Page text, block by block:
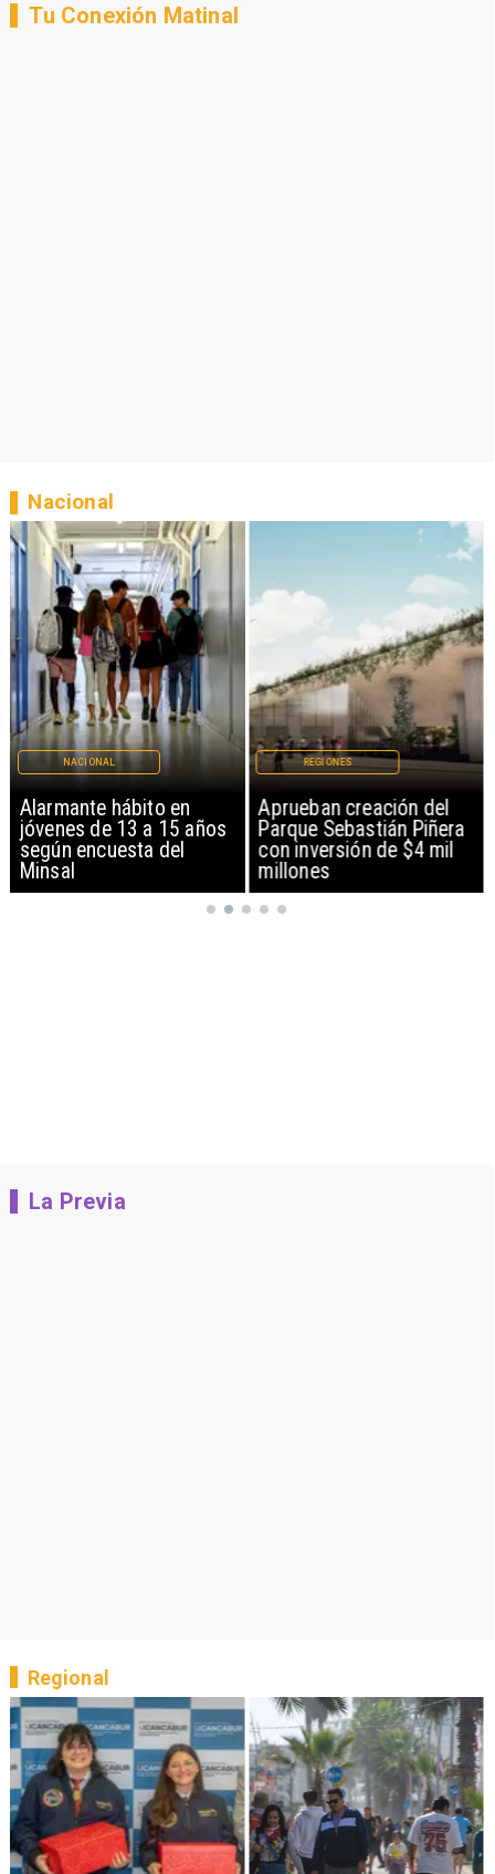
Tu Conexión Matinal
Alarmante hábito en
jóvenes de 13 a 15 años
según encuesta del
Minsal
NACIONAL
Aprueban creación del
Parque Sebastián Piñera
con inversión de $4 mil
millones
REGIONES
Nacional
La Previa
Regional